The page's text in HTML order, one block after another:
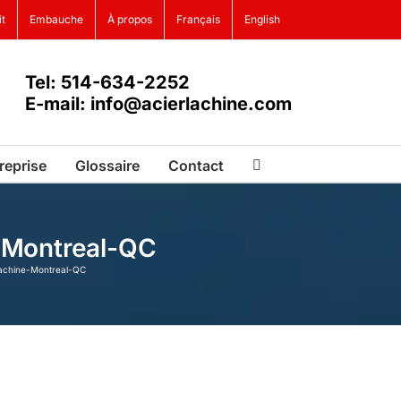
Embauche À propos Français English
Tel: 514-634-2252
E-mail: info@acierlachine.com
Glossaire Contact
QC
Montreal-QC